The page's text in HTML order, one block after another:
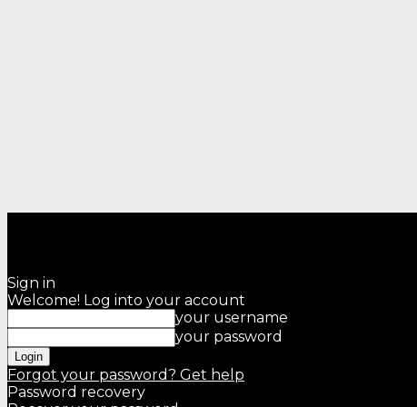
Sign in
Welcome! Log into your account
your username
your password
Forgot your password? Get help
Password recovery